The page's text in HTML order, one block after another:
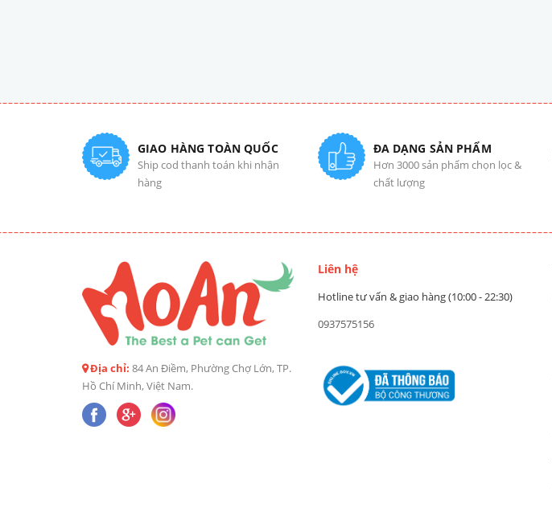
GIAO HÀNG TOÀN QUỐC
Ship cod thanh toán khi nhận
hàng
ĐA DẠNG SẢN PHẨM
Hơn 3000 sản phẩm chọn lọc &
chất lượng
Địa chỉ: 84 An Điềm, Phường Chợ Lớn, TP.
Hồ Chí Minh, Việt Nam.
Liên hệ
Hotline tư vấn & giao hàng (10:00 - 22:30)
0937575156